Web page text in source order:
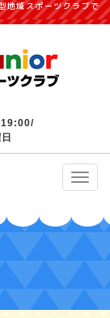
地域スポーツクラブで